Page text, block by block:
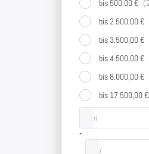
bis 500,00 €
bis 2.500,00 €
bis 3.500,00 €
bis 4.500,00 €
bis 8.000,00 €
bis 17.500,00 €
Preisspanne
-